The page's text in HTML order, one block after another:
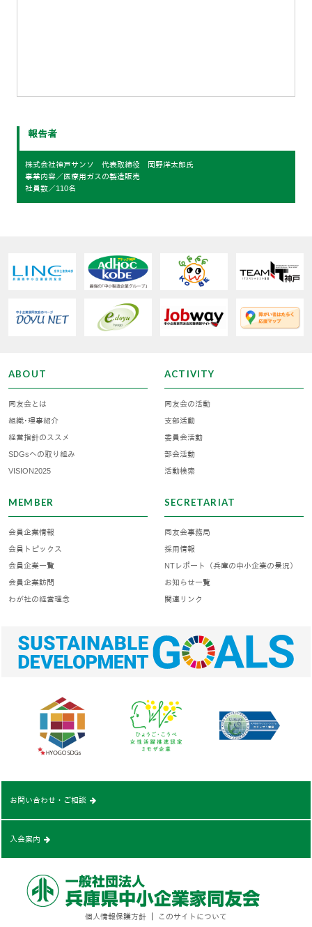
報告者
株式会社神戸サンソ 代表取締役 岡野洋太郎氏
事業内容／医療用ガスの製造販売
社員数／110名
ABOUT ACTIVITY
同友会とは
同友会の活動
組織･理事紹介
支部活動
経営指針のススメ
委員会活動
SDGsへの取り組み
部会活動
VISION2025
活動検索
MEMBER SECRETARIAT
会員企業情報
同友会事務局
会員トピックス
採用情報
会員企業一覧
NTレポート（兵庫の中小企業の景況）
会員企業訪問
お知らせ一覧
わが社の経営理念
関連リンク
お問い合わせ・ご相談
入会案内
個人情報保護方針 このサイトについて